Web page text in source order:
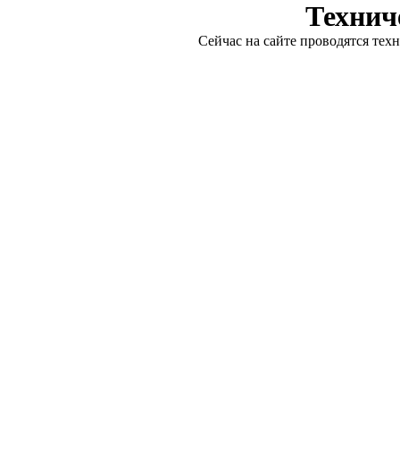
Сейчас на сайте проводятся